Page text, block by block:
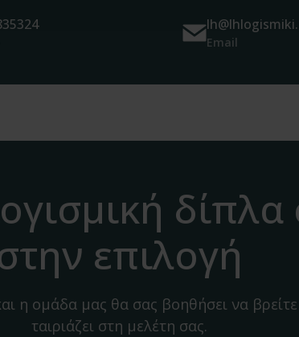
Email
δίπλα
επιλογή
η ομάδα μας θα σας βοηθήσει να
ταιριάζει στη μελέτη σας.